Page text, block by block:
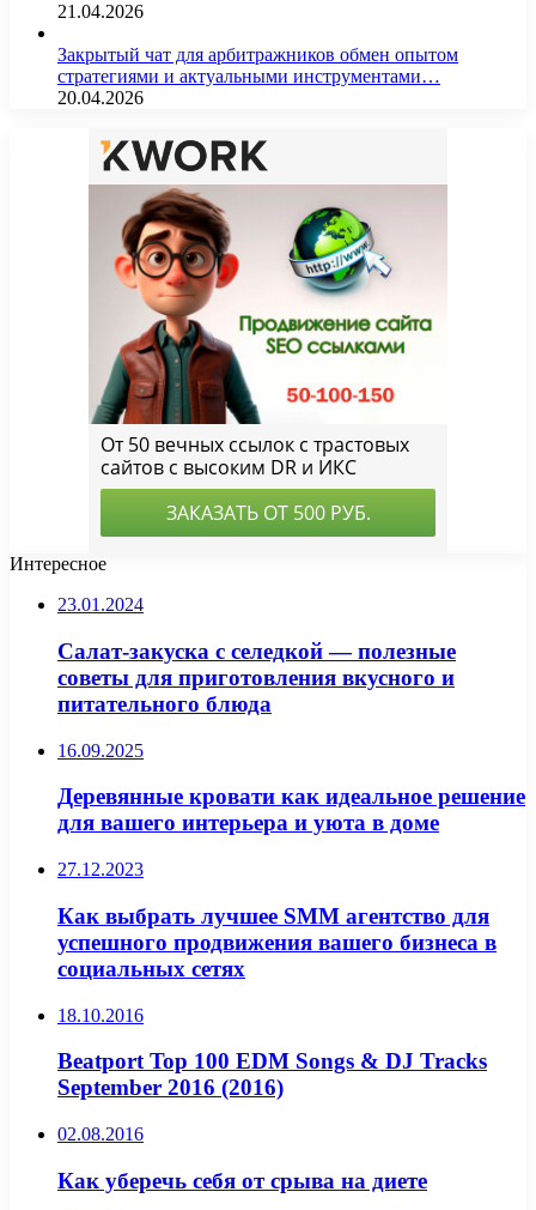
21.04.2026
Закрытый чат для арбитражников обмен опытом
стратегиями и актуальными инструментами…
20.04.2026
Интересное
23.01.2024
Салат-закуска с селедкой — полезные
советы для приготовления вкусного и
питательного блюда
16.09.2025
Деревянные кровати как идеальное решение
для вашего интерьера и уюта в доме
27.12.2023
Как выбрать лучшее SMM агентство для
успешного продвижения вашего бизнеса в
социальных сетях
18.10.2016
Beatport Top 100 EDM Songs & DJ Tracks
September 2016 (2016)
02.08.2016
Как уберечь себя от срыва на диете